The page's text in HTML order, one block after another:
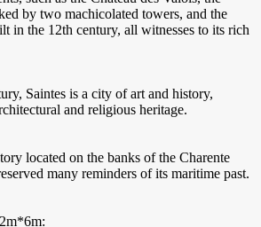
by two machicolated towers, and the
in the 12th century, all witnesses to its rich
Saintes is a city of art and history,
and religious heritage.
located on the banks of the Charente
many reminders of its maritime past.